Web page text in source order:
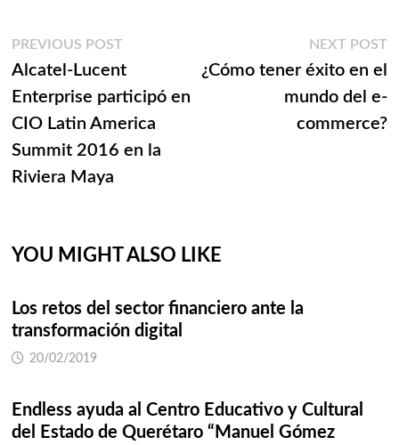
Navegación
de
entradas
PREVIOUS POSTPrevious
post:
Alcatel-Lucent
Enterprise participó en
CIO Latin America
Summit 2016 en la
Riviera Maya
NEXT POST
¿Cómo tener éxito en el
mundo del e-
commerce?
YOU MIGHT ALSO LIKE
Los retos del sector financiero ante la
transformación digital
20/02/2019
Endless ayuda al Centro Educativo y Cultural
del Estado de Querétaro “Manuel Gómez